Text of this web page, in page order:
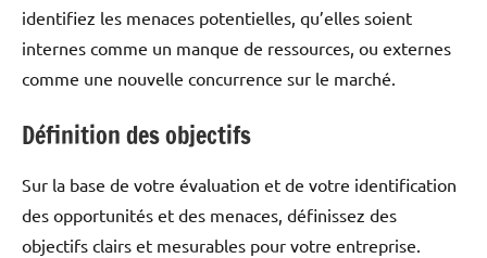
identifiez les menaces potentielles, qu’elles soient
internes comme un manque de ressources, ou externes
comme une nouvelle concurrence sur le marché.
Définition des objectifs
Sur la base de votre évaluation et de votre identification
des opportunités et des menaces, définissez des
objectifs clairs et mesurables pour votre entreprise.